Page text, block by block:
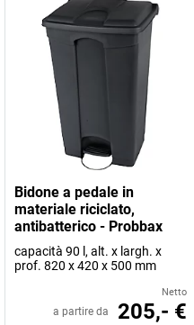
Bidone a pedale in
materiale riciclato,
antibatterico - Probbax
capacità 90 l, alt. x largh. x
prof. 820 x 420 x 500 mm
Netto
a partire da 205,- €